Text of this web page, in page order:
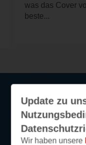
was das Cover
beste...
Update zu
Wir haben unsere